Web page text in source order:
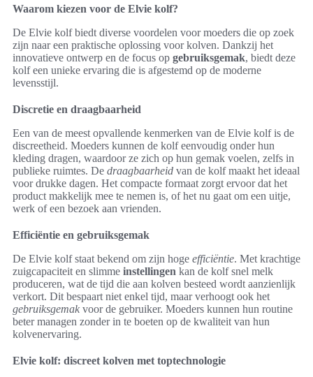
Waarom kiezen voor de Elvie kolf?
De Elvie kolf biedt diverse voordelen voor moeders die op zoek
zijn naar een praktische oplossing voor kolven. Dankzij het
innovatieve ontwerp en de focus op gebruiksgemak, biedt deze
kolf een unieke ervaring die is afgestemd op de moderne
levensstijl.
Discretie en draagbaarheid
Een van de meest opvallende kenmerken van de Elvie kolf is de
discreetheid. Moeders kunnen de kolf eenvoudig onder hun
kleding dragen, waardoor ze zich op hun gemak voelen, zelfs in
publieke ruimtes. De draagbaarheid van de kolf maakt het ideaal
voor drukke dagen. Het compacte formaat zorgt ervoor dat het
product makkelijk mee te nemen is, of het nu gaat om een uitje,
werk of een bezoek aan vrienden.
Efficiëntie en gebruiksgemak
De Elvie kolf staat bekend om zijn hoge efficiëntie. Met krachtige
zuigcapaciteit en slimme instellingen kan de kolf snel melk
produceren, wat de tijd die aan kolven besteed wordt aanzienlijk
verkort. Dit bespaart niet enkel tijd, maar verhoogt ook het
gebruiksgemak voor de gebruiker. Moeders kunnen hun routine
beter managen zonder in te boeten op de kwaliteit van hun
kolvenervaring.
Elvie kolf: discreet kolven met toptechnologie